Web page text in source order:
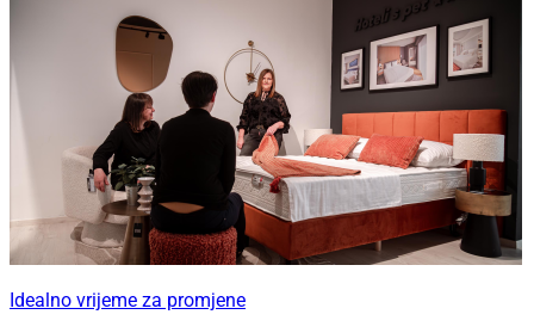
Idealno vrijeme za promjene